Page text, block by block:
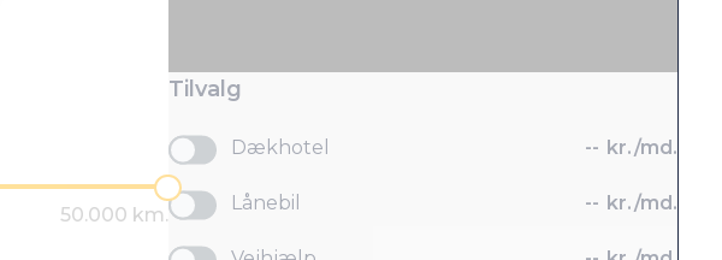
Tilvalg
Dækhotel -- kr./md.
Lånebil -- kr./md.